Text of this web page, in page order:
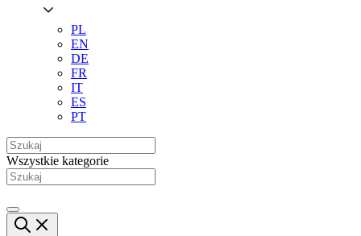
PL
EN
DE
FR
IT
ES
PT
Wszystkie kategorie